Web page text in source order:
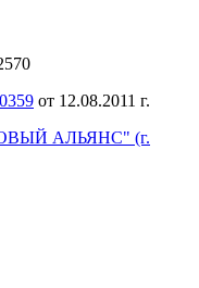
от 12.08.2011 г.
АЛЬЯНС" (г.